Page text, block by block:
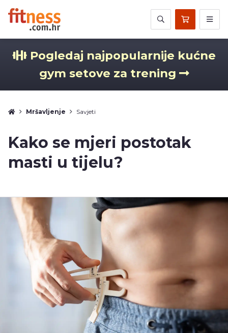
Pogledaj najpopularnije kućne
gym setove za trening
Mršavljenje Savjeti
Kako se mjeri postotak
masti u tijelu?